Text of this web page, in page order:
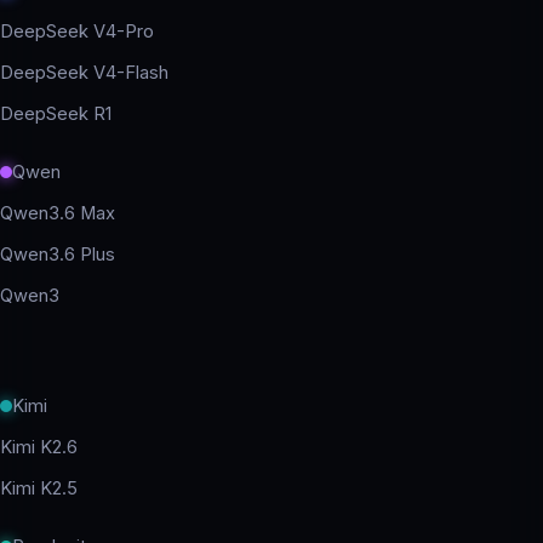
DeepSeek V4-Pro
DeepSeek V4-Flash
DeepSeek R1
Qwen
Qwen3.6 Max
Qwen3.6 Plus
Qwen3
Kimi
Kimi K2.6
Kimi K2.5